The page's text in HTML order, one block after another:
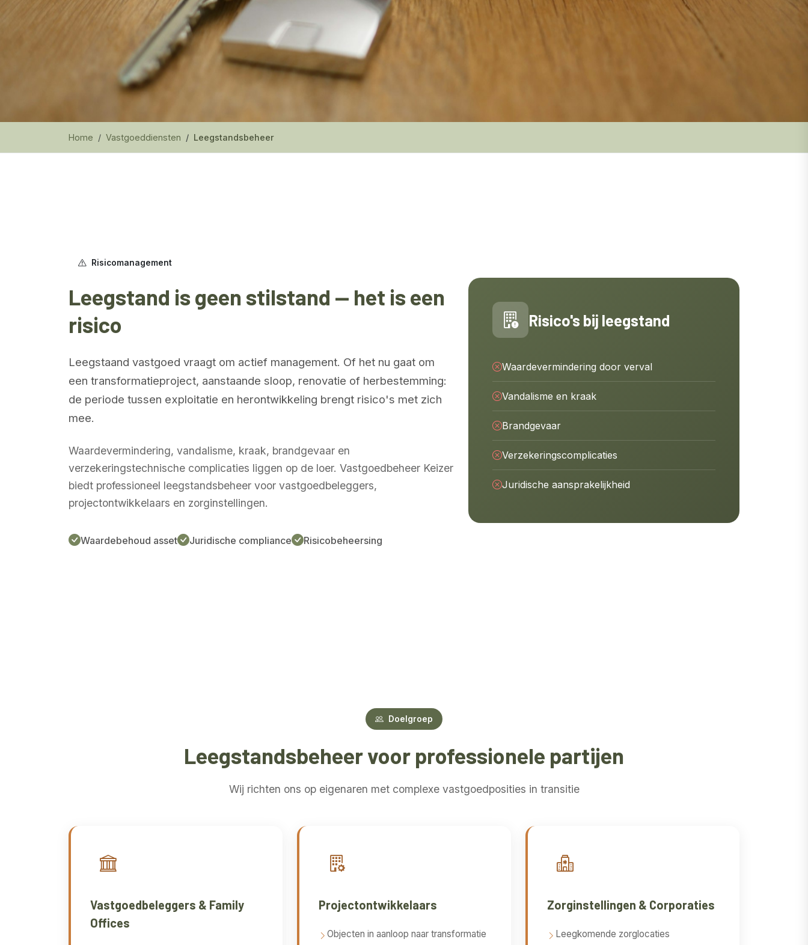
Home Vastgoeddiensten Leegstandsbeheer
Risicomanagement
Leegstand is geen stilstand — het is een
risico
Leegstaand vastgoed vraagt om actief management. Of het nu gaat om
een transformatieproject, aanstaande sloop, renovatie of herbestemming:
de periode tussen exploitatie en herontwikkeling brengt risico's met zich
mee.
Waardevermindering, vandalisme, kraak, brandgevaar en
verzekeringstechnische complicaties liggen op de loer. Vastgoedbeheer Keizer
biedt professioneel leegstandsbeheer voor vastgoedbeleggers,
projectontwikkelaars en zorginstellingen.
Waardebehoud asset Juridische compliance Risicobeheersing
Risico's bij leegstand
Waardevermindering door verval
Vandalisme en kraak
Brandgevaar
Verzekeringscomplicaties
Juridische aansprakelijkheid
Doelgroep
Leegstandsbeheer voor professionele partijen
Wij richten ons op eigenaren met complexe vastgoedposities in transitie
Vastgoedbeleggers & Family
Offices
Projectontwikkelaars
Objecten in aanloop naar transformatie
Zorginstellingen & Corporaties
Leegkomende zorglocaties